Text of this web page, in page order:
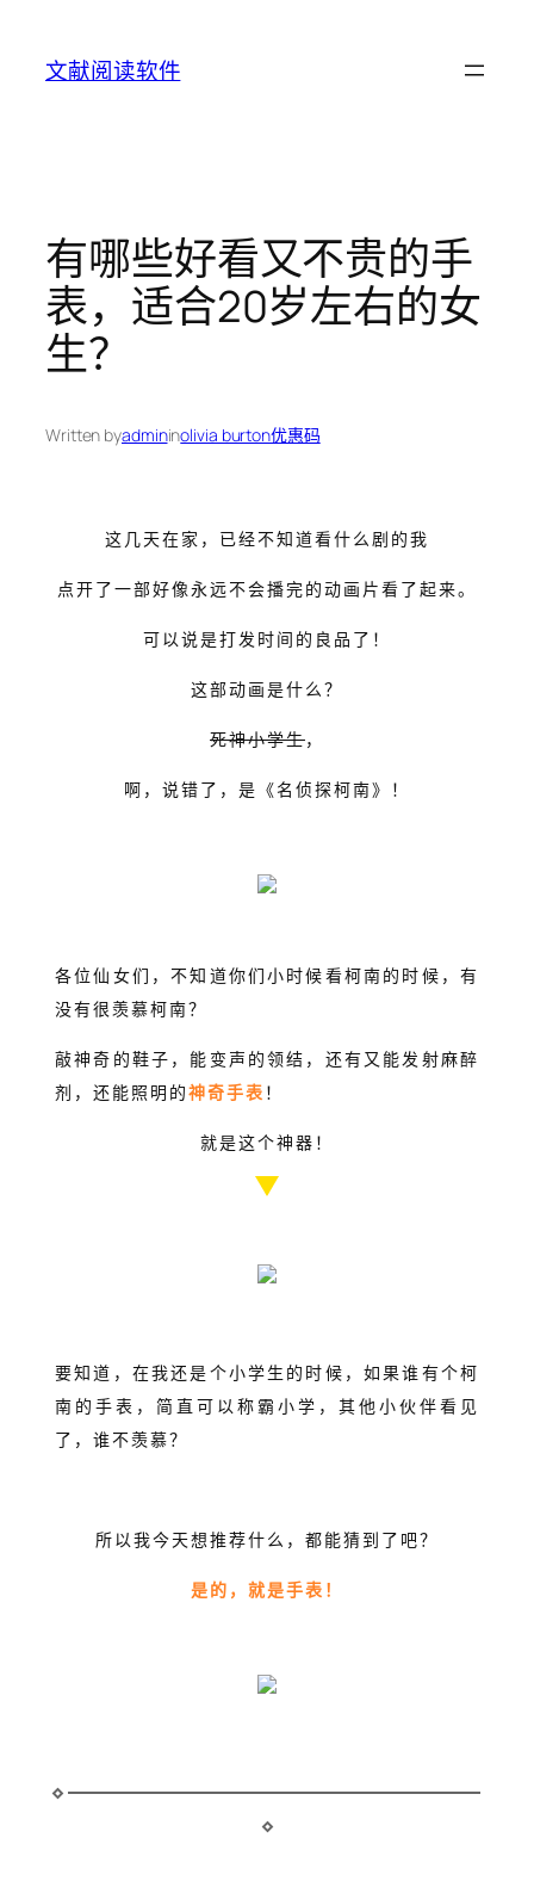
content
文献阅读软件
有哪些好看又不贵的手
表，适合20岁左右的女
生？
Written byadmininolivia burton优惠码
这几天在家，已经不知道看什么剧的我
点开了一部好像永远不会播完的动画片看了起来。
可以说是打发时间的良品了！
这部动画是什么？
死神小学生，
啊，说错了，是《名侦探柯南》！
各位仙女们，不知道你们小时候看柯南的时候，有
没有很羡慕柯南？
敲神奇的鞋子，能变声的领结，还有又能发射麻醉
剂，还能照明的神奇手表 ！
就是这个神器！
要知道，在我还是个小学生的时候，如果谁有个柯
南的手表，简直可以称霸小学，其他小伙伴看见
了，谁不羡慕？
所以我今天想推荐什么，都能猜到了吧？
是的，就是手表！